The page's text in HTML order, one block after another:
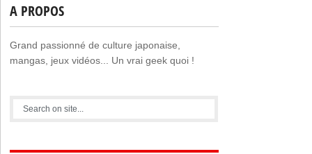
A PROPOS
Grand passionné de culture japonaise,
mangas, jeux vidéos... Un vrai geek quoi !